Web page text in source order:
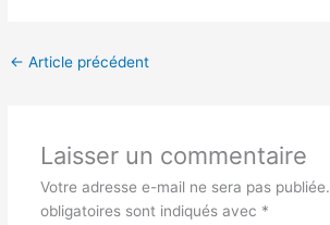
← Article précédent
Laisser un commentaire
Votre adresse e-mail ne sera pas publiée.
obligatoires sont indiqués avec *